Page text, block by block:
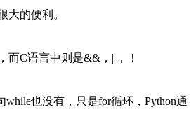
大的便利。
而C语言中则是&&，||，！
也没有，只是for循环，Python通